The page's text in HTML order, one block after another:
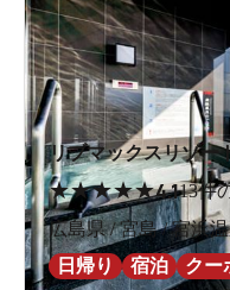
リブマックスリゾー
★★★★★4.113件
広島県 / 宮島 / 宮浜
日帰り
宿泊 クー